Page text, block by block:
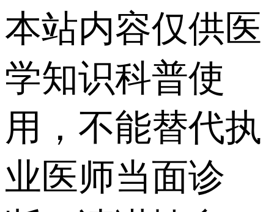
本站内容仅供医
学知识科普使
用，不能替代执
业医师当面诊